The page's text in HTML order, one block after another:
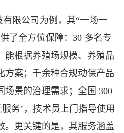
限公司为例，其“一场一
了全方位保障：30 多名专
能根据养殖场规模、养殖品
方案；千余种合规动保产品
场景的治理需求；全国 300
务"，技术员上门指导使用
。更关键的是，其服务涵盖